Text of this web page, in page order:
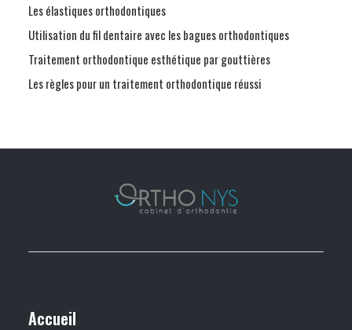
Les élastiques orthodontiques
Utilisation du fil dentaire avec les bagues orthodontiques
Traitement orthodontique esthétique par gouttières
Les règles pour un traitement orthodontique réussi
Accueil